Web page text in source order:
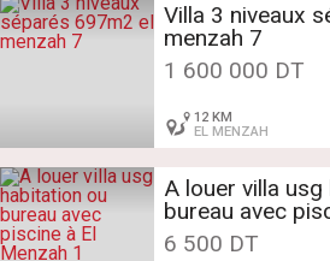
Villa 3 niveaux
menzah 7
1 600 000 DT
12 KM
EL MENZAH
A louer villa
bureau avec
6 500 DT